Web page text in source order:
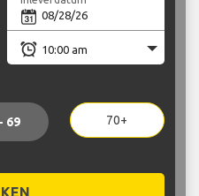
69 70+